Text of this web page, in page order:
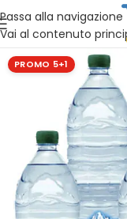
Passa alla navigazione
Vai al contenuto
Vuoi
PROMO 5+1